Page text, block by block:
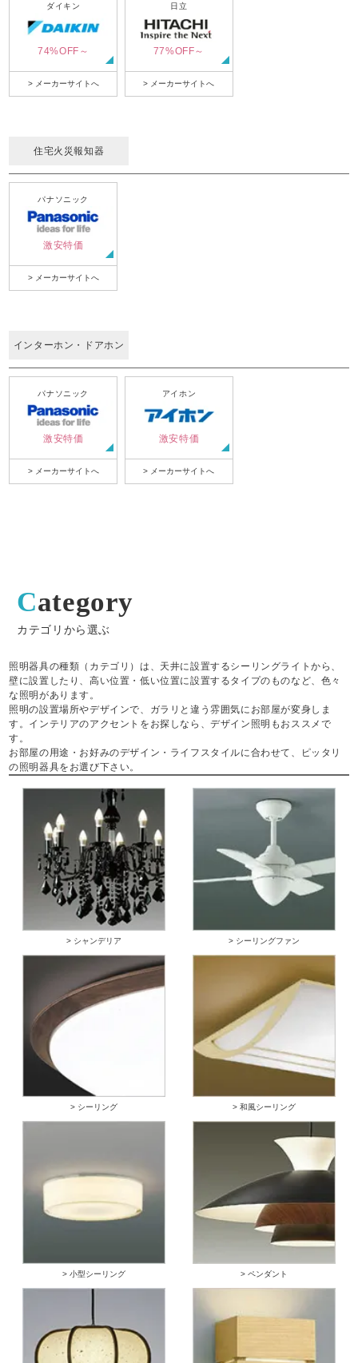
ダイキン
74%OFF～
> メーカーサイトへ
日立
77%OFF～
> メーカーサイトへ
住宅火災報知器
パナソニック
激安特価
> メーカーサイトへ
インターホン・ドアホン
パナソニック
激安特価
> メーカーサイトへ
アイホン
激安特価
> メーカーサイトへ
Category
カテゴリから選ぶ
照明器具の種類（カテゴリ）は、天井に設置するシーリングライトから、
壁に設置したり、高い位置・低い位置に設置するタイプのものなど、色々
な照明があります。
照明の設置場所やデザインで、ガラリと違う雰囲気にお部屋が変身しま
す。インテリアのアクセントをお探しなら、デザイン照明もおススメで
す。
お部屋の用途・お好みのデザイン・ライフスタイルに合わせて、ピッタリ
の照明器具をお選び下さい。
> シャンデリア > シーリングファン
> シーリング > 和風シーリング
> 小型シーリング > ペンダント